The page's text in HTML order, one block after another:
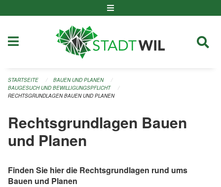
STARTSEITE
BAUEN UND PLANEN
BAUGESUCH UND BEWILLIGUNGSPFLICHT
RECHTSGRUNDLAGEN BAUEN UND PLANEN
Rechtsgrundlagen Bauen
und Planen
Finden Sie hier die Rechtsgrundlagen rund ums
Bauen und Planen